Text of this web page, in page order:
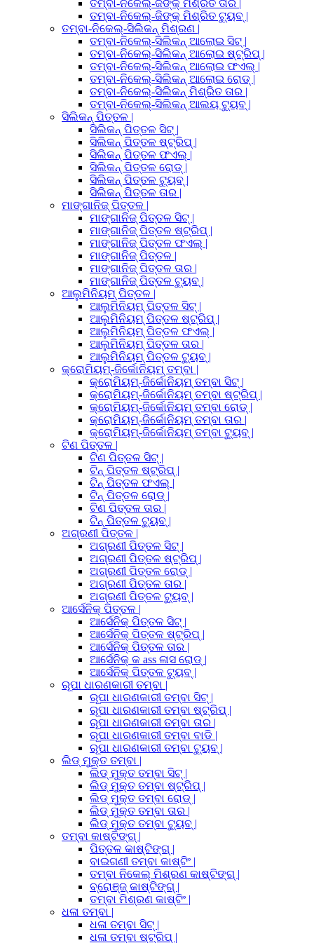
ତମ୍ବା-ନିକେଲ୍-ଜିଙ୍କ୍ ମିଶ୍ରିତ ତାର |
ତମ୍ବା-ନିକେଲ୍-ଜିଙ୍କ୍ ମିଶ୍ରିତ ଟ୍ୟୁବ୍ |
ତମ୍ବା-ନିକେଲ୍-ସିଲିକନ୍ ମିଶ୍ରଣ |
ତମ୍ବା-ନିକେଲ୍-ସିଲିକନ୍ ଆଲୋଇ ସିଟ୍ |
ତମ୍ବା-ନିକେଲ୍-ସିଲିକନ୍ ଆଲୋଇ ଷ୍ଟ୍ରିପ୍ |
ତମ୍ବା-ନିକେଲ୍-ସିଲିକନ୍ ଆଲୋଇ ଫଏଲ୍ |
ତମ୍ବା-ନିକେଲ୍-ସିଲିକନ୍ ଆଲୋଇ ରୋଡ୍ |
ତମ୍ବା-ନିକେଲ୍-ସିଲିକନ୍ ମିଶ୍ରିତ ତାର |
ତମ୍ବା-ନିକେଲ୍-ସିଲିକନ୍ ଆଲୟ ଟ୍ୟୁବ୍ |
ସିଲିକନ୍ ପିତ୍ତଳ |
ସିଲିକନ୍ ପିତ୍ତଳ ସିଟ୍ |
ସିଲିକନ୍ ପିତ୍ତଳ ଷ୍ଟ୍ରିପ୍ |
ସିଲିକନ୍ ପିତ୍ତଳ ଫଏଲ୍ |
ସିଲିକନ୍ ପିତ୍ତଳ ରୋଡ୍ |
ସିଲିକନ୍ ପିତ୍ତଳ ଟ୍ୟୁବ୍ |
ସିଲିକନ୍ ପିତ୍ତଳ ତାର |
ମାଙ୍ଗାନିଜ୍ ପିତ୍ତଳ |
ମାଙ୍ଗାନିଜ୍ ପିତ୍ତଳ ସିଟ୍ |
ମାଙ୍ଗାନିଜ୍ ପିତ୍ତଳ ଷ୍ଟ୍ରିପ୍ |
ମାଙ୍ଗାନିଜ୍ ପିତ୍ତଳ ଫଏଲ୍ |
ମାଙ୍ଗାନିଜ୍ ପିତ୍ତଳ |
ମାଙ୍ଗାନିଜ୍ ପିତ୍ତଳ ତାର |
ମାଙ୍ଗାନିଜ୍ ପିତ୍ତଳ ଟ୍ୟୁବ୍ |
ଆଲୁମିନିୟମ୍ ପିତ୍ତଳ |
ଆଲୁମିନିୟମ୍ ପିତ୍ତଳ ସିଟ୍ |
ଆଲୁମିନିୟମ୍ ପିତ୍ତଳ ଷ୍ଟ୍ରିପ୍ |
ଆଲୁମିନିୟମ୍ ପିତ୍ତଳ ଫଏଲ୍ |
ଆଲୁମିନିୟମ୍ ପିତ୍ତଳ ତାର |
ଆଲୁମିନିୟମ୍ ପିତ୍ତଳ ଟ୍ୟୁବ୍ |
କ୍ରୋମିୟମ୍-ଜିର୍କୋନିୟମ୍ ତମ୍ବା |
କ୍ରୋମିୟମ୍-ଜିର୍କୋନିୟମ୍ ତମ୍ବା ସିଟ୍ |
କ୍ରୋମିୟମ୍-ଜିର୍କୋନିୟମ୍ ତମ୍ବା ଷ୍ଟ୍ରିପ୍ |
କ୍ରୋମିୟମ୍-ଜିର୍କୋନିୟମ୍ ତମ୍ବା ରୋଡ୍ |
କ୍ରୋମିୟମ୍-ଜିର୍କୋନିୟମ୍ ତମ୍ବା ତାର |
କ୍ରୋମିୟମ୍-ଜିର୍କୋନିୟମ୍ ତମ୍ବା ଟ୍ୟୁବ୍ |
ଟିଣ ପିତ୍ତଳ |
ଟିଣ ପିତ୍ତଳ ସିଟ୍ |
ଟିନ୍ ପିତ୍ତଳ ଷ୍ଟ୍ରିପ୍ |
ଟିନ୍ ପିତ୍ତଳ ଫଏଲ୍ |
ଟିନ୍ ପିତ୍ତଳ ରୋଡ୍ |
ଟିଣ ପିତ୍ତଳ ତାର |
ଟିନ୍ ପିତ୍ତଳ ଟ୍ୟୁବ୍ |
ଅଗ୍ରଣୀ ପିତ୍ତଳ |
ଅଗ୍ରଣୀ ପିତ୍ତଳ ସିଟ୍ |
ଅଗ୍ରଣୀ ପିତ୍ତଳ ଷ୍ଟ୍ରିପ୍ |
ଅଗ୍ରଣୀ ପିତ୍ତଳ ରୋଡ୍ |
ଅଗ୍ରଣୀ ପିତ୍ତଳ ତାର |
ଅଗ୍ରଣୀ ପିତ୍ତଳ ଟ୍ୟୁବ୍ |
ଆର୍ସେନିକ୍ ପିତ୍ତଳ |
ଆର୍ସେନିକ୍ ପିତ୍ତଳ ସିଟ୍ |
ଆର୍ସେନିକ୍ ପିତ୍ତଳ ଷ୍ଟ୍ରିପ୍ |
ଆର୍ସେନିକ୍ ପିତ୍ତଳ ତାର |
ଆର୍ସେନିକ୍ କ ass ଳାସ ରୋଡ୍ |
ଆର୍ସେନିକ୍ ପିତ୍ତଳ ଟ୍ୟୁବ୍ |
ରୂପା ଧାରଣକାରୀ ତମ୍ବା |
ରୂପା ଧାରଣକାରୀ ତମ୍ବା ସିଟ୍ |
ରୂପା ଧାରଣକାରୀ ତମ୍ବା ଷ୍ଟ୍ରିପ୍ |
ରୂପା ଧାରଣକାରୀ ତମ୍ବା ତାର |
ରୂପା ଧାରଣକାରୀ ତମ୍ବା ବାଡି |
ରୂପା ଧାରଣକାରୀ ତମ୍ବା ଟ୍ୟୁବ୍ |
ଲିଡ୍ ମୁକ୍ତ ତମ୍ବା |
ଲିଡ୍ ମୁକ୍ତ ତମ୍ବା ସିଟ୍ |
ଲିଡ୍ ମୁକ୍ତ ତମ୍ବା ଷ୍ଟ୍ରିପ୍ |
ଲିଡ୍ ମୁକ୍ତ ତମ୍ବା ରୋଡ୍ |
ଲିଡ୍ ମୁକ୍ତ ତମ୍ବା ତାର |
ଲିଡ୍ ମୁକ୍ତ ତମ୍ବା ଟ୍ୟୁବ୍ |
ତମ୍ବା କାଷ୍ଟିଙ୍ଗ୍ |
ପିତ୍ତଳ କାଷ୍ଟିଙ୍ଗ୍ |
ବାଇଗଣୀ ତମ୍ବା କାଷ୍ଟିଂ |
ତମ୍ବା ନିକେଲ୍ ମିଶ୍ରଣ କାଷ୍ଟିଙ୍ଗ୍ |
ବ୍ରୋଞ୍ଜ୍ କାଷ୍ଟିଙ୍ଗ୍ |
ତମ୍ବା ମିଶ୍ରଣ କାଷ୍ଟିଂ |
ଧଳା ତମ୍ବା |
ଧଳା ତମ୍ବା ସିଟ୍ |
ଧଳା ତମ୍ବା ଷ୍ଟ୍ରିପ୍ |